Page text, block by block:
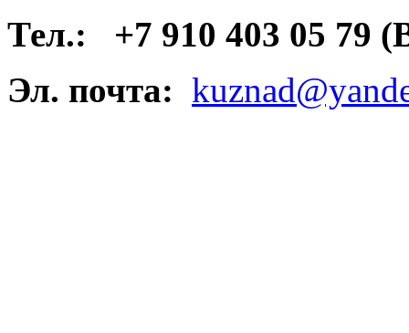
Тел.:
+7 910 403 05 79
Эл. почта: